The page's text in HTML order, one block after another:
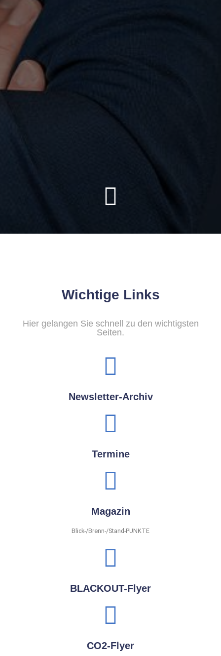
Wichtige Links
Hier gelangen Sie schnell zu den wichtigsten
Seiten.
Newsletter-Archiv
Termine
Magazin
Blick-/Brenn-/Stand-PUNKTE
BLACKOUT-Flyer
CO2-Flyer